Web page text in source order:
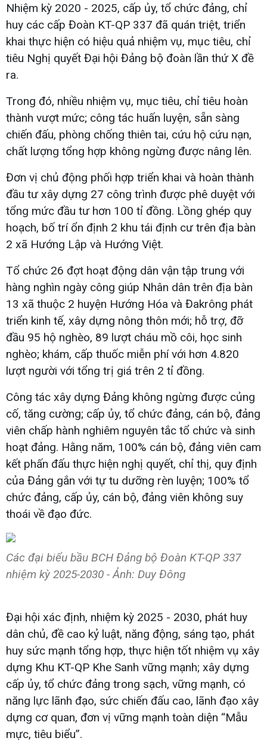
Nhiệm kỳ 2020 - 2025, cấp ủy, tổ chức đảng, chỉ
huy các cấp Đoàn KT-QP 337 đã quán triệt, triển
khai thực hiện có hiệu quả nhiệm vụ, mục tiêu, chỉ
tiêu Nghị quyết Đại hội Đảng bộ đoàn lần thứ X đề
ra.
Trong đó, nhiều nhiệm vụ, mục tiêu, chỉ tiêu hoàn
thành vượt mức; công tác huấn luyện, sẵn sàng
chiến đấu, phòng chống thiên tai, cứu hộ cứu nạn,
chất lượng tổng hợp không ngừng được nâng lên.
Đơn vị chủ động phối hợp triển khai và hoàn thành
đầu tư xây dựng 27 công trình được phê duyệt với
tổng mức đầu tư hơn 100 tỉ đồng. Lồng ghép quy
hoạch, bố trí ổn định 2 khu tái định cư trên địa bàn
2 xã Hướng Lập và Hướng Việt.
Tổ chức 26 đợt hoạt động dân vận tập trung với
hàng nghìn ngày công giúp Nhân dân trên địa bàn
13 xã thuộc 2 huyện Hướng Hóa và Đakrông phát
triển kinh tế, xây dựng nông thôn mới; hỗ trợ, đỡ
đầu 95 hộ nghèo, 89 lượt cháu mồ côi, học sinh
nghèo; khám, cấp thuốc miễn phí với hơn 4.820
lượt người với tổng trị giá trên 2 tỉ đồng.
Công tác xây dựng Đảng không ngừng được củng
cố, tăng cường; cấp ủy, tổ chức đảng, cán bộ, đảng
viên chấp hành nghiêm nguyên tắc tổ chức và sinh
hoạt đảng. Hằng năm, 100% cán bộ, đảng viên cam
kết phấn đấu thực hiện nghị quyết, chỉ thị, quy định
của Đảng gắn với tự tu dưỡng rèn luyện; 100% tổ
chức đảng, cấp ủy, cán bộ, đảng viên không suy
thoái về đạo đức.
Các đại biểu bầu BCH Đảng bộ Đoàn KT-QP 337
nhiệm kỳ 2025-2030 - Ảnh: Duy Đông
Đại hội xác định, nhiệm kỳ 2025 - 2030, phát huy
dân chủ, đề cao kỷ luật, năng động, sáng tạo, phát
huy sức mạnh tổng hợp, thực hiện tốt nhiệm vụ xây
dựng Khu KT-QP Khe Sanh vững mạnh; xây dựng
cấp ủy, tổ chức đảng trong sạch, vững mạnh, có
năng lực lãnh đạo, sức chiến đấu cao, lãnh đạo xây
dựng cơ quan, đơn vị vững mạnh toàn diện “Mẫu
mực, tiêu biểu”.